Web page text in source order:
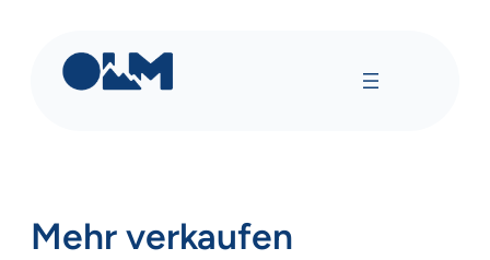
springen
Mehr verkaufen